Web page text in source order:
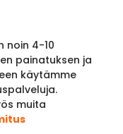
noin 4-10
painatuksen ja
käytämme
muita